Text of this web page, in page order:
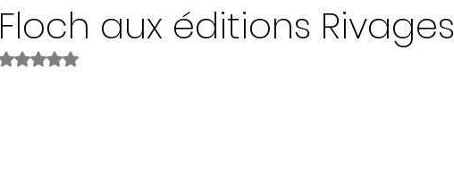
Floch aux éditions Rivages
Noté NaN étoiles sur 5.